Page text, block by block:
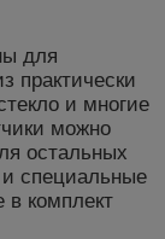
для
практически
и многие
можно
остальных
специальные
комплект